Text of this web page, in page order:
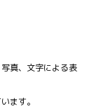
真、文字による表
ます。